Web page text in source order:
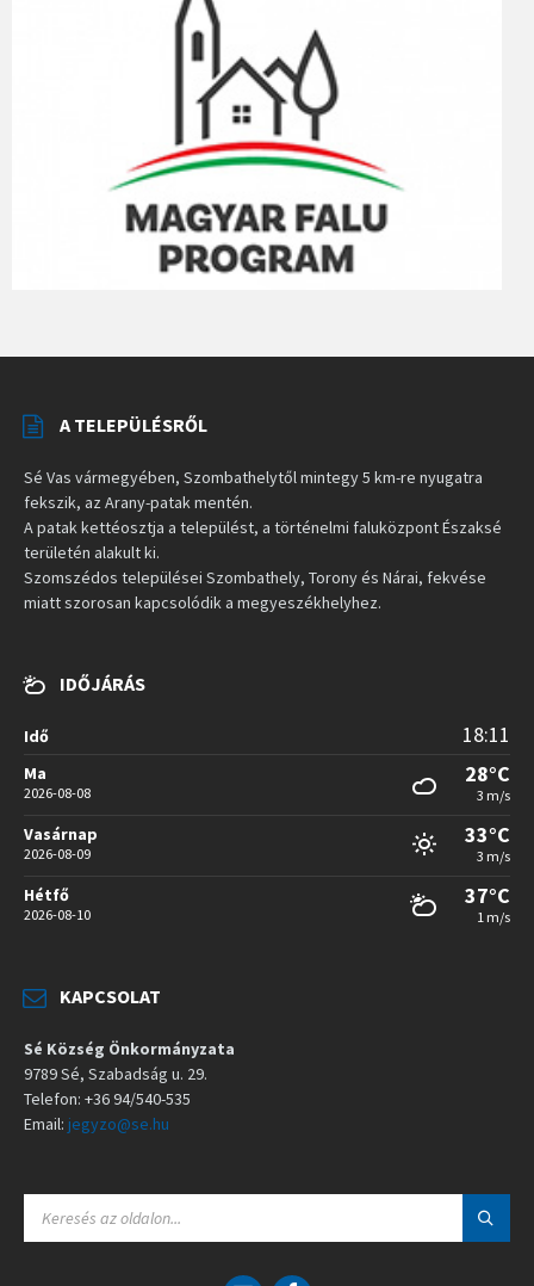
A TELEPÜLÉSRŐL
Sé Vas vármegyében, Szombathelytől mintegy 5 km-re nyugatra
fekszik, az Arany-patak mentén.
A patak kettéosztja a települést, a történelmi faluközpont Északsé
területén alakult ki.
Szomszédos települései Szombathely, Torony és Nárai, fekvése
miatt szorosan kapcsolódik a megyeszékhelyhez.
IDŐJÁRÁS
Idő 18:11
Ma
2026-08-08
28°C
3 m/s
Vasárnap
2026-08-09
33°C
3 m/s
Hétfő
2026-08-10
37°C
1 m/s
KAPCSOLAT
Sé Község Önkormányzata
9789 Sé, Szabadság u. 29.
Telefon: +36 94/540-535
Email: jegyzo@se.hu
A